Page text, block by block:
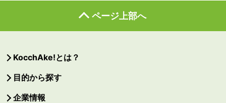
ページ上部へ
KocchAke!とは？
目的から探す
企業情報